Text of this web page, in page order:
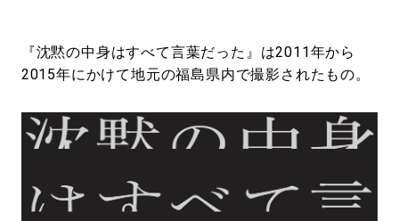
『沈黙の中身はすべて言葉だった』は2011年から
2015年にかけて地元の福島県内で撮影されたもの。